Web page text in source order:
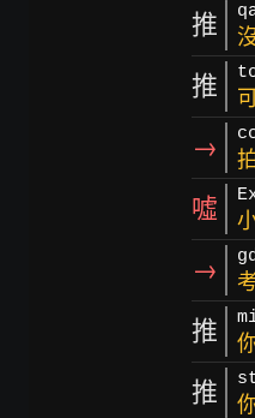
推
推
→
噓
→
推
推